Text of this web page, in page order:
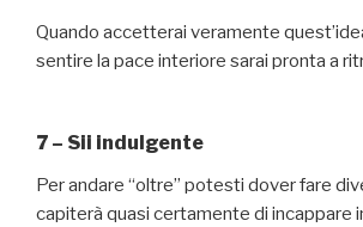
Quando accetterai veramente
sentire la pace interiore sarai pronta a
7 – Sii indulgente
Per andare “oltre” potesti dover fare
capiterà quasi certamente di incappare